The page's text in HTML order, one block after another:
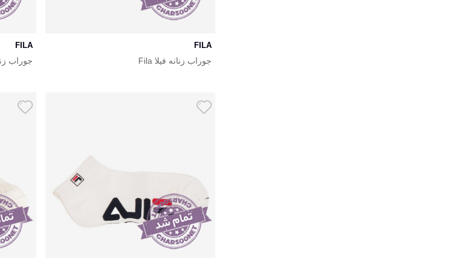
FILA
جوراب زنانه فیلا Fila
FILA
جوراب